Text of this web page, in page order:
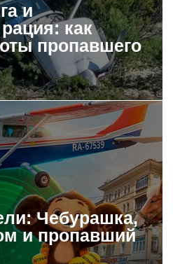
и
как
пропавшего
Чебурашка,
и пропавший